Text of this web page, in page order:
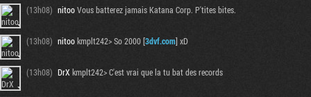
(13h08) nitooVous batterez jamais Katana Corp. P'tites bites.
(13h08) nitookmplt242> So 2000 [3dvf.com] xD
(13h08) DrX kmplt242> C'est vrai que la tu bat des records